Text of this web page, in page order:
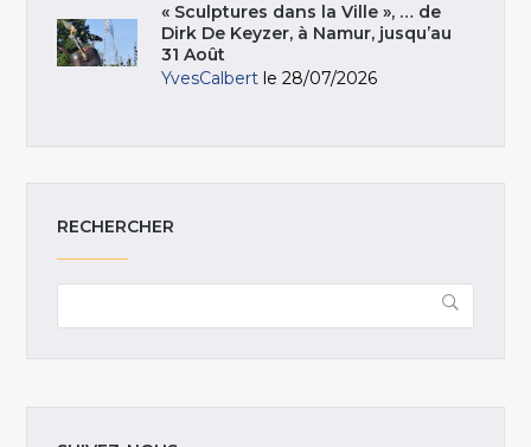
« Sculptures dans la Ville », … de
Dirk De Keyzer, à Namur, jusqu’au
31 Août
YvesCalbert le 28/07/2026
RECHERCHER